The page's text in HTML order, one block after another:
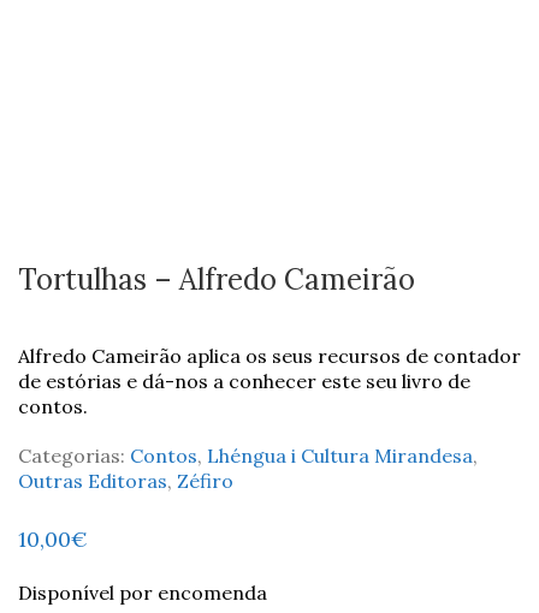
Tortulhas – Alfredo Cameirão
Alfredo Cameirão aplica os seus recursos de contador
de estórias e dá-nos a conhecer este seu livro de
contos.
Categorias: Contos, Lhéngua i Cultura Mirandesa,
Outras Editoras, Zéfiro
10,00€
Disponível por encomenda